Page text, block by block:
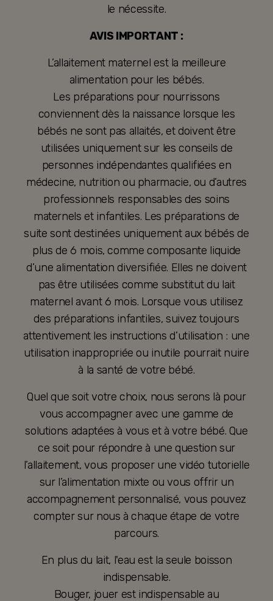
le nécessite.
AVIS IMPORTANT :
L’allaitement maternel est la meilleure
alimentation pour les bébés.
Les préparations pour nourrissons
conviennent dès la naissance lorsque les
bébés ne sont pas allaités, et doivent être
utilisées uniquement sur les conseils de
personnes indépendantes qualifiées en
médecine, nutrition ou pharmacie, ou d’autres
professionnels responsables des soins
maternels et infantiles. Les préparations de
suite sont destinées uniquement aux bébés de
plus de 6 mois, comme composante liquide
d’une alimentation diversifiée. Elles ne doivent
pas être utilisées comme substitut du lait
maternel avant 6 mois. Lorsque vous utilisez
des préparations infantiles, suivez toujours
attentivement les instructions d’utilisation : une
utilisation inappropriée ou inutile pourrait nuire
à la santé de votre bébé.
Quel que soit votre choix, nous serons là pour
vous accompagner avec une gamme de
solutions adaptées à vous et à votre bébé. Que
ce soit pour répondre à une question sur
l’allaitement, vous proposer une vidéo tutorielle
sur l’alimentation mixte ou vous offrir un
accompagnement personnalisé, vous pouvez
compter sur nous à chaque étape de votre
parcours.
En plus du lait, l'eau est la seule boisson
indispensable.
Bouger, jouer est indispensable au